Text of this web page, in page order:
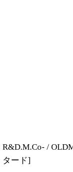
R&D.M.Co- /
タード]